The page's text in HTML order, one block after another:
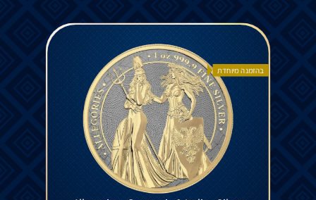
בהזמנה מיוחדת